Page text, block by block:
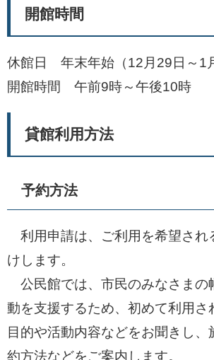
開館時間
休館日 年末年始（12月29日～1
開館時間 午前9時～午後10時
貸館利用方法
予約方法
利用申請は、ご利用を希望され
けします。
公民館では、市民のみなさまの
動を支援するため、初めて利用さ
目的や活動内容などをお聞きし、
約方法などをご案内します。